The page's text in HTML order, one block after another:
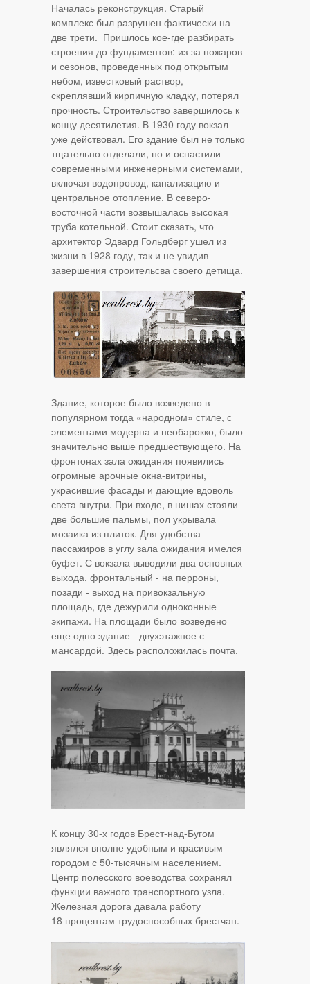
Началась реконструкция. Старый
комплекс был разрушен фактически на
две трети. Пришлось кое-где разбирать
строения до фундаментов: из-за пожаров
и сезонов, проведенных под открытым
небом, известковый раствор,
скреплявший кирпичную кладку, потерял
прочность. Строительство завершилось к
концу десятилетия. В 1930 году вокзал
уже действовал. Его здание был не только
тщательно отделали, но и оснастили
современными инженерными системами,
включая водопровод, канализацию и
центральное отопление. В северо-
восточной части возвышалась высокая
труба котельной. Стоит сказать, что
архитектор Эдвард Гольдберг ушел из
жизни в 1928 году, так и не увидив
завершения строительсва своего детища.
Здание, которое было возведено в
популярном тогда «народном» стиле, с
элементами модерна и необарокко, было
значительно выше предшествующего. На
фронтонах зала ожидания появились
огромные арочные окна-витрины,
украсившие фасады и дающие вдоволь
света внутри. При входе, в нишах стояли
две большие пальмы, пол укрывала
мозаика из плиток. Для удобства
пассажиров в углу зала ожидания имелся
буфет. С вокзала выводили два основных
выхода, фронтальный - на перроны,
позади - выход на привокзальную
площадь, где дежурили одноконные
экипажи. На площади было возведено
еще одно здание - двухэтажное с
мансардой. Здесь расположилась почта.
К концу 30-х годов Брест-над-Бугом
являлся вполне удобным и красивым
городом с 50-тысячным населением.
Центр полесского воеводства сохранял
функции важного транспортного узла.
Железная дорога давала работу
18 процентам трудоспособных брестчан.